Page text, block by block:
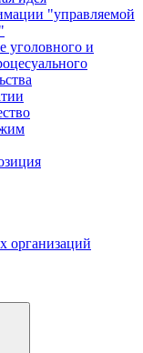
"управляемой
уголовного и
организаций